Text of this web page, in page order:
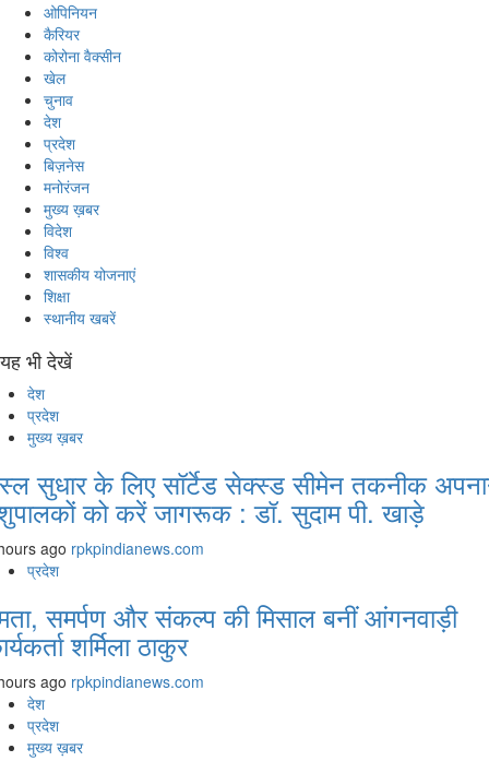
ओपिनियन
कैरियर
कोरोना वैक्सीन
खेल
चुनाव
देश
प्रदेश
बिज़नेस
मनोरंजन
मुख्य ख़बर
विदेश
विश्व
शासकीय योजनाएं
शिक्षा
स्थानीय खबरें
यह भी देखें
देश
प्रदेश
मुख्य ख़बर
सुधार के लिए सॉर्टेड सेक्स्ड सीमेन तकनीक
को करें जागरूक : डॉ. सुदाम पी. खाड़े
ago rpkpindianews.com
प्रदेश
समर्पण और संकल्प की मिसाल बनीं आंगनवाड़ी
शर्मिला ठाकुर
ago rpkpindianews.com
देश
प्रदेश
मुख्य ख़बर